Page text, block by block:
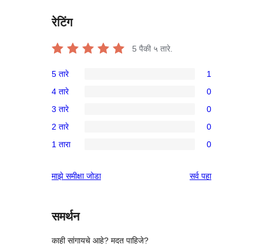
रेटिंग
5 पैकी ५ तारे.
5-
तारांकित
पुनरावलोकन
5 तारे 1
4-
तारांकित
परीक्षणे
4 तारे 0
3-
तारांकित
3 तारे 0
2-
परीक्षणे
2 तारे 0
तारांकित
1 तारा 0
माझे समीक्षा जोडा सर्वपुनरावलोकने
पहा
समर्थन
काही सांगायचे आहे? मदत पाहिजे?